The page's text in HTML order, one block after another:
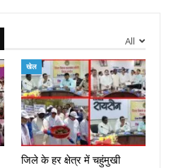
All
खेल
जिले के हर क्षेत्र में चहुंमुखी